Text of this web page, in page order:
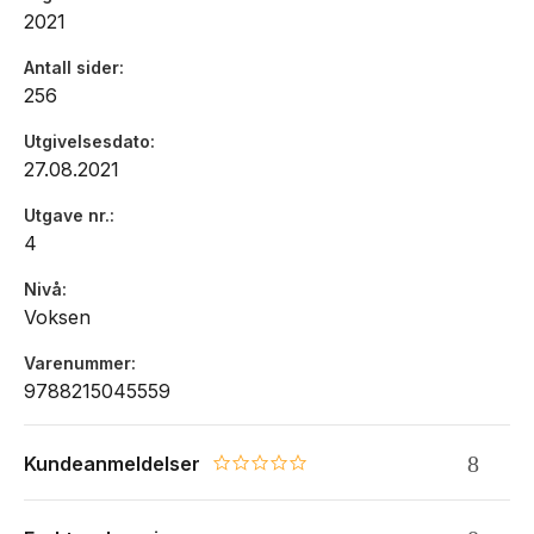
administrative fag og for ansatte i forvaltning og i nærings- og
2021
Antall sider
256
Utgivelsesdato
27.08.2021
Utgave nr.
4
Nivå
Voksen
Varenummer
9788215045559
Kundeanmeldelser 0.0 star rating